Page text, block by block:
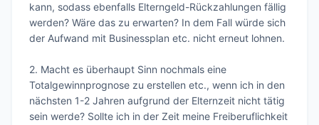
kann, sodass ebenfalls Elterngeld-Rückzahlungen fällig
werden? Wäre das zu erwarten? In dem Fall würde sich
der Aufwand mit Businessplan etc. nicht erneut lohnen.
2.	Macht es überhaupt Sinn nochmals eine
Totalgewinnprognose zu erstellen etc., wenn ich in den
nächsten 1-2 Jahren aufgrund der Elternzeit nicht tätig
sein werde? Sollte ich in der Zeit meine Freiberuflichkeit